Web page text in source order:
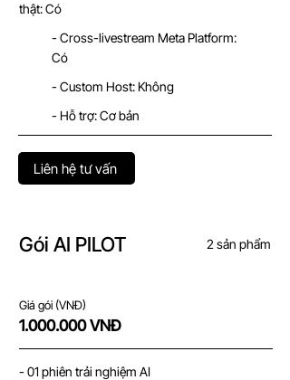
thật: Có
- Cross-livestream Meta Platform:
Có
- Custom Host: Không
- Hỗ trợ: Cơ bản
Liên hệ tư vấn
Gói AI PILOT 2 sản phẩm
Giá gói (VNĐ)
1.000.000VNĐ
- 01 phiên trải nghiệm AI